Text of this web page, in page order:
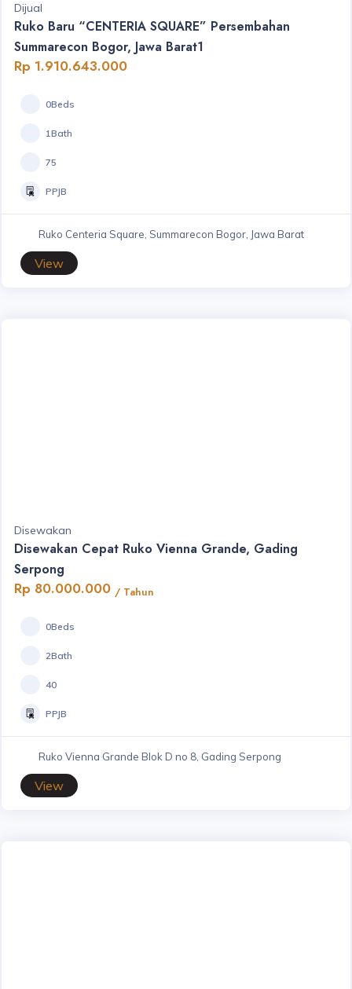
Dijual
Ruko Baru “CENTERIA SQUARE” Persembahan
Summarecon Bogor, Jawa Barat1
Rp 1.910.643.000
0Beds
1Bath
75
PPJB
Ruko Centeria Square, Summarecon Bogor, Jawa Barat
View
Disewakan
Disewakan Cepat Ruko Vienna Grande, Gading
Serpong
Rp 80.000.000 / Tahun
0Beds
2Bath
40
PPJB
Ruko Vienna Grande Blok D no 8, Gading Serpong
View